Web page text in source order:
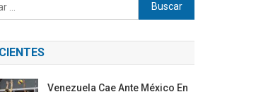
Venezuela Cae Ante México En